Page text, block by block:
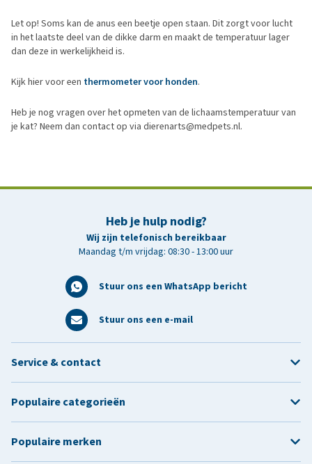
Let op! Soms kan de anus een beetje open staan. Dit zorgt voor lucht
in het laatste deel van de dikke darm en maakt de temperatuur lager
dan deze in werkelijkheid is.
Kijk hier voor een thermometer voor honden.
Heb je nog vragen over het opmeten van de lichaamstemperatuur van
je kat? Neem dan contact op via dierenarts@medpets.nl.
Heb je hulp nodig?
Wij zijn telefonisch bereikbaar
Maandag t/m vrijdag: 08:30 - 13:00 uur
Stuur ons een WhatsApp bericht
Stuur ons een e-mail
Service & contact
Populaire categorieën
Populaire merken